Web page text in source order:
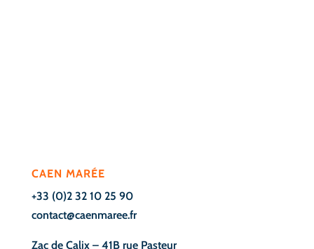
CAEN MARÉE
+33 (0)2 32 10 25 90
contact@caenmaree.fr
Zac de Calix – 41B rue Pasteur